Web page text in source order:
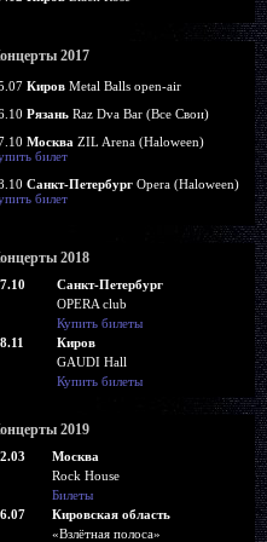
2017
Киров Metal Balls open-air
Рязань Raz Dva Bar (Все Свои)
Москва ZIL Arena (Haloween)
билет
Санкт-Петербург Opera (Haloween)
билет
2018
Санкт-Петербург
OPERA club
Купить билеты
Киров
GAUDI Hall
Купить билеты
2019
Москва
Rock House
Билеты
Кировская область
«Взлётная полоса»